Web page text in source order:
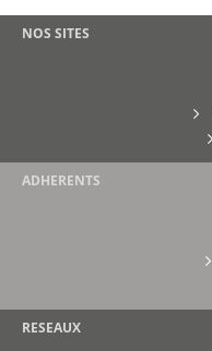
NOS SITES
ADHERENTS
RESEAUX